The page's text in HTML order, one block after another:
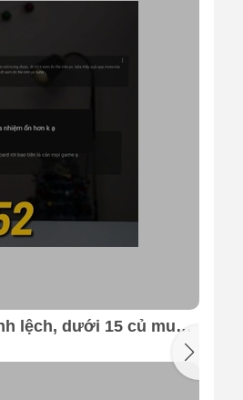
lệch, dưới 15 củ mua